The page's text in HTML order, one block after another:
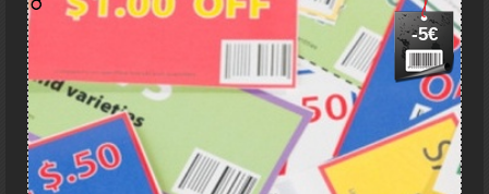
-5€